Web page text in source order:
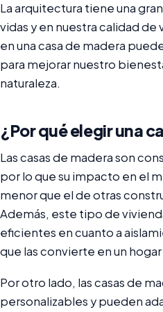
La arquitectura tiene una
vidas y en nuestra calidad
en una casa de madera
para mejorar nuestro
naturaleza.
¿Por qué elegir una
Las casas de madera son
por lo que su impacto en el
menor que el de otras
Además, este tipo de
eficientes en cuanto a
que las convierte en un
Por otro lado, las casas de
personalizables y pueden